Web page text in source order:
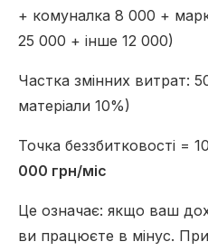
+ комуналка 8 000 +
25 000 + інше 12 000)
Частка змінних витрат:
матеріали 10%)
Точка беззбитковості =
000 грн/міс
Це означає: якщо ваш
ви працюєте в мінус.